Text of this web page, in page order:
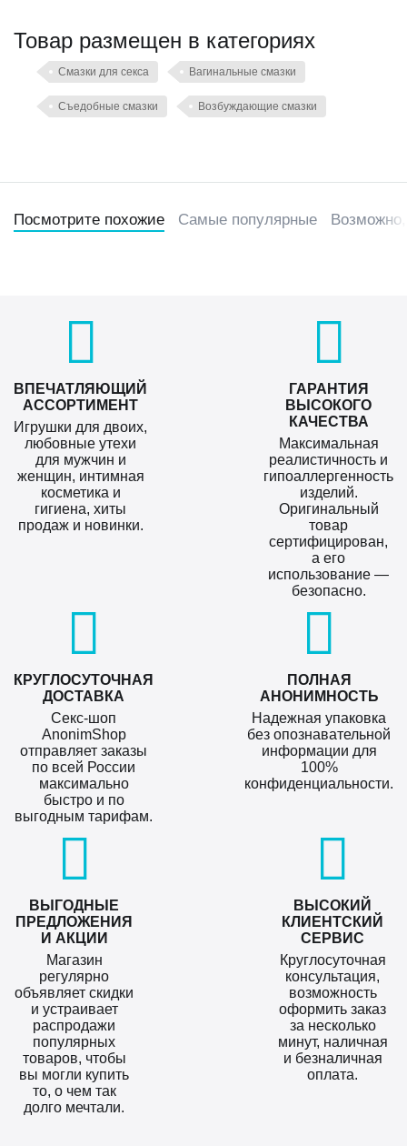
Товар размещен в категориях
Смазки для секса Вагинальные смазки
Съедобные смазки Возбуждающие смазки
Посмотрите похожие Самые популярные Возможно,
ВПЕЧАТЛЯЮЩИЙ
АССОРТИМЕНТ
Игрушки для двоих,
любовные утехи
для мужчин и
женщин, интимная
косметика и
гигиена, хиты
продаж и новинки.
ГАРАНТИЯ
ВЫСОКОГО
КАЧЕСТВА
Максимальная
реалистичность и
гипоаллергенность
изделий.
Оригинальный
товар
сертифицирован,
а его
использование —
безопасно.
КРУГЛОСУТОЧНАЯ
ДОСТАВКА
Секс-шоп
AnonimShop
отправляет заказы
по всей России
максимально
быстро и по
выгодным тарифам.
ПОЛНАЯ
АНОНИМНОСТЬ
Надежная упаковка
без опознавательной
информации для
100%
конфиденциальности.
ВЫГОДНЫЕ
ПРЕДЛОЖЕНИЯ
И АКЦИИ
Магазин
регулярно
объявляет скидки
и устраивает
распродажи
популярных
товаров, чтобы
вы могли купить
то, о чем так
долго мечтали.
ВЫСОКИЙ
КЛИЕНТСКИЙ
СЕРВИС
Круглосуточная
консультация,
возможность
оформить заказ
за несколько
минут, наличная
и безналичная
оплата.